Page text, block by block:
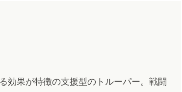
効果が特徴の支援型のトルーパー。戦闘